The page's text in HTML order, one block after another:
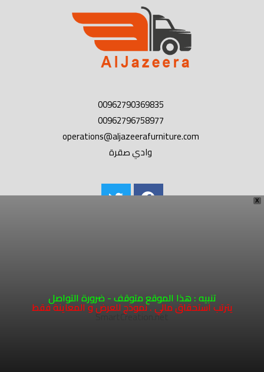
00962790369835
00962796758977
operations@aljazeerafurniture.com
وادي صقرة
X
تنبيه : هذا الموقع متوقف - ضرورة التواصل
يترتب استحقاق مالي . نموذج للعرض و المعاينة فقط
SmartCreation.net